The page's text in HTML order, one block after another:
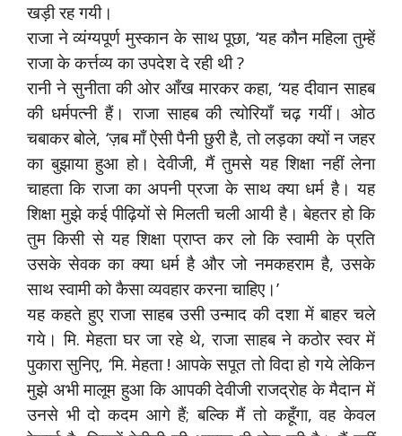
खड़ी रह गयी।
राजा ने व्यंग्यपूर्ण मुस्कान के साथ पूछा, ‘यह कौन महिला तुम्हें
राजा के कर्त्तव्य का उपदेश दे रही थी ?
रानी ने सुनीता की ओर आँख मारकर कहा, ‘यह दीवान साहब
की धर्मपत्नी हैं। राजा साहब की त्योरियाँ चढ़ गयीं। ओठ
चबाकर बोले, ‘ज़ब माँ ऐसी पैनी छुरी है, तो लड़का क्यों न जहर
का बुझाया हुआ हो। देवीजी, मैं तुमसे यह शिक्षा नहीं लेना
चाहता कि राजा का अपनी प्रजा के साथ क्या धर्म है। यह
शिक्षा मुझे कई पीढ़ियों से मिलती चली आयी है। बेहतर हो कि
तुम किसी से यह शिक्षा प्राप्त कर लो कि स्वामी के प्रति
उसके सेवक का क्या धर्म है और जो नमकहराम है, उसके
साथ स्वामी को कैसा व्यवहार करना चाहिए।’
यह कहते हुए राजा साहब उसी उन्माद की दशा में बाहर चले
गये। मि. मेहता घर जा रहे थे, राजा साहब ने कठोर स्वर में
पुकारा सुनिए, ‘मि. मेहता ! आपके सपूत तो विदा हो गये लेकिन
मुझे अभी मालूम हुआ कि आपकी देवीजी राजद्रोह के मैदान में
उनसे भी दो कदम आगे हैं; बल्कि मैं तो कहूँगा, वह केवल